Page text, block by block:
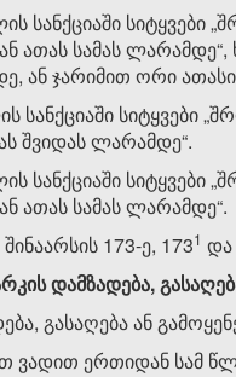
სანქციაში
ათას სამას
ან ჯარიმით ორი
სანქციაში სიტყვები
შვიდას ლარამდე“.
სანქციაში
ათას სამას ლარამდე“.
173-ე, 173​1 და
დამზადება,
გასაღება ან
ვადით ერთიდან სამ